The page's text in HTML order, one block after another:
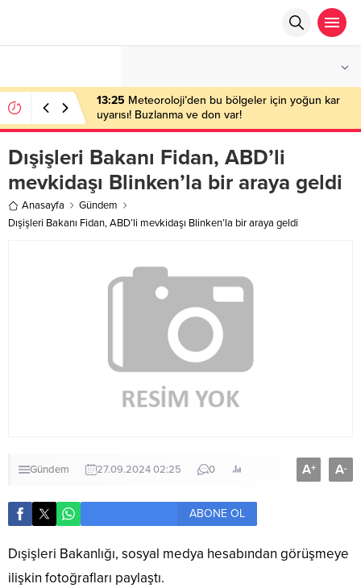
13:25 Meteoroloji’den bu bölgeler için yoğun kar
uyarısı! Buzlanma ve don var!
Dışişleri Bakanı Fidan, ABD’li
mevkidaşı Blinken’la bir araya geldi
Anasayfa
Gündem
Dışişleri Bakanı Fidan, ABD’li mevkidaşı Blinken’la bir araya geldi
Gündem 27.09.2024 02:25 0 A+ A-
ABONE OL
Dışişleri Bakanlığı, sosyal medya hesabından görüşmeye
ilişkin fotoğrafları paylaştı.